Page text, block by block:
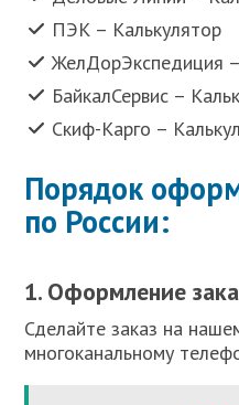
ПЭК – Калькулятор
ЖелДорЭкспедиция
БайкалСервис –
Скиф-Карго –
Порядок
по России:
1. Оформление
Сделайте заказ на
многоканальному